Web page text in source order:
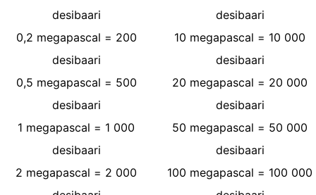
desibaari
0,2 megapascal = 200
desibaari
0,5 megapascal = 500
desibaari
1 megapascal = 1 000
desibaari
2 megapascal = 2 000
desibaari
10 megapascal = 10 000
desibaari
20 megapascal = 20 000
desibaari
50 megapascal = 50 000
desibaari
100 megapascal = 100 000